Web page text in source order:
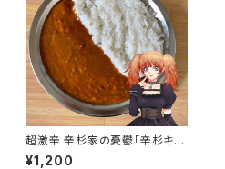
超激辛 辛杉家の憂鬱「辛杉キャ
ロル」おまけカレー５個セット
¥1,200